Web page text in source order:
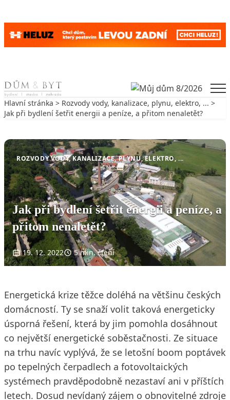
Skip to content
Hlavní stránka > Rozvody vody, kanalizace, plynu, elektro, ... >
Jak při bydlení šetřit energii a peníze, a přitom nenaletět?
ROZVODY VODY, KANALIZACE, PLYNU, ELEKTRO, ...
Jak při bydlení šetřit energii a peníze, a
přitom nenaletět?
19. 12. 2022 5 min. čtení
Energetická krize těžce doléhá na většinu českých
domácností. Ty se snaží volit taková energeticky
úsporná řešení, která by jim pomohla dosáhnout
co největší energetické soběstačnosti. Ze situace
na trhu navíc vyplývá, že se letošní boom poptávek
po tepelných čerpadlech a fotovoltaických
systémech pravděpodobně nezastaví ani v příštích
letech. Dosud nevídaný zájem o obnovitelné zdroje